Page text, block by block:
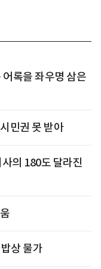
록을 좌우명 삼은
민권 못 받아
의 180도 달라진
상 물가